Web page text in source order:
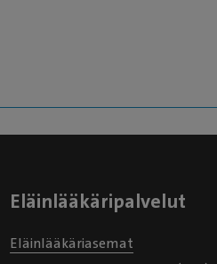
Eläinlääkäripalvelut
Eläinlääkäriasemat